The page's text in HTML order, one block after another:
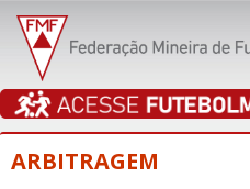
ARBITRAGEM